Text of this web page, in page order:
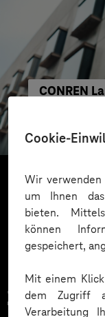
Cookie-
Wir verwenden
um Ihnen
bieten.
können
gespeichert,
Mit einem
dem Zugriff
Verarbeitung
CONREN
Change-